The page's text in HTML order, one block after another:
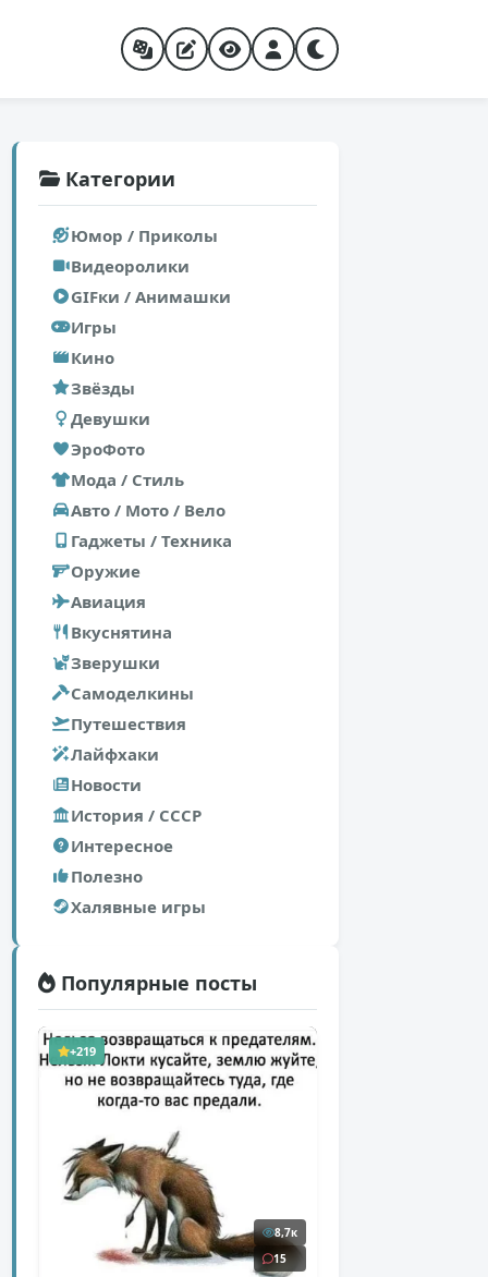
Категории
Юмор / Приколы
Видеоролики
GIFки / Анимашки
Игры
Кино
Звёзды
Девушки
ЭроФото
Мода / Стиль
Авто / Мото / Вело
Гаджеты / Техника
Оружие
Авиация
Вкуснятина
Зверушки
Самоделкины
Путешествия
Лайфхаки
Новости
История / СССР
Интересное
Полезно
Халявные игры
Популярные посты
+219
8,7к
15